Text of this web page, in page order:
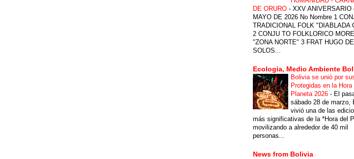
DE ORURO - XXV ANIVERSARIO
MAYO DE 2026 No Nombre 1
TRADICIONAL FOLK "DIABLADA
2 CONJU TO FOLKLORICO
"ZONA NORTE" 3 FRAT HUGO
SOLOS...
Ecologia, Medio Ambiente
Bolivia se unió por
Protegidas en la Hora
Planeta 2026 - El
sábado 28 de marzo,
vivió una de las
más significativas de la *Hora del
movilizando a alrededor de 40 mil
personas...
News from Bolivia